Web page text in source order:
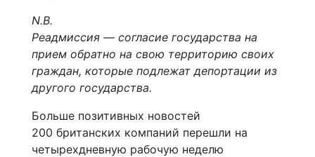
N.B.
Реадмиссия — согласие государства на
прием обратно на свою территорию своих
граждан, которые подлежат депортации из
другого государства.
Больше позитивных новостей
200 британских компаний перешли на
четырехдневную рабочую неделю